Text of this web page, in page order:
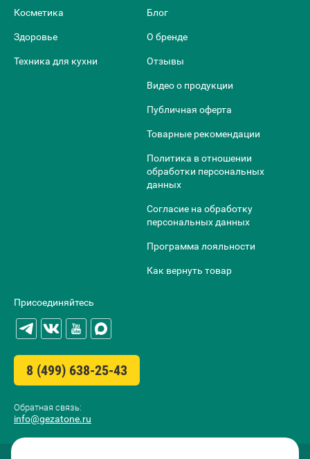
Косметика
Здоровье
Техника для кухни
Блог
О бренде
Отзывы
Видео о продукции
Публичная оферта
Товарные рекомендации
Политика в отношении
обработки персональных
данных
Согласие на обработку
персональных данных
Программа лояльности
Как вернуть товар
Присоединяйтесь
8 (499) 638-25-43
Обратная связь:
info@gezatone.ru